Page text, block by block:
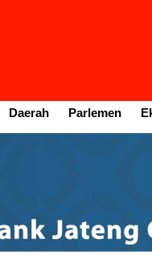
Daerah Parlemen